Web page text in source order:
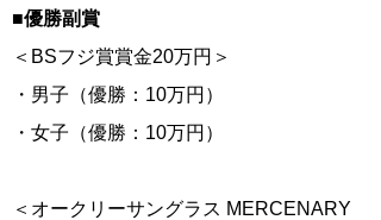
■優勝副賞
＜BSフジ賞賞金20万円＞
・男子（優勝：10万円）
・女子（優勝：10万円）
＜オークリーサングラス MERCENARY